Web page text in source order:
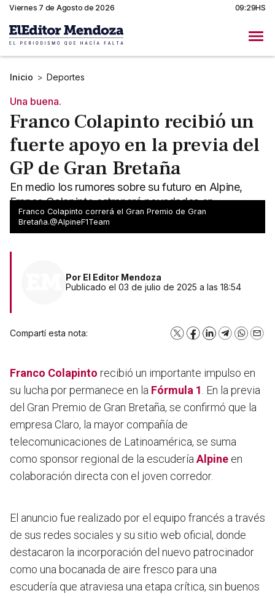
Viernes 7 de Agosto de 2026 09:29HS
Inicio > Deportes
Una buena.
Franco Colapinto recibió un
fuerte apoyo en la previa del
GP de Gran Bretaña
En medio los rumores sobre su futuro en Alpine,
Franco Colapinto estrenará novedades en
Silverstone.
Franco Colapinto correrá el Gran Premio de Gran
Bretaña.@AlpineF1Team
Por El Editor Mendoza
Publicado el 03 de julio de 2025 a las 18:54
Compartí esta nota: X Facebook
LinkedInTelegram
Franco Colapinto recibió un importante impulso en
su lucha por permanece en la Fórmula 1 . En la previa
del Gran Premio de Gran Bretaña, se confirmó que la
empresa Claro, la mayor compañía de
telecomunicaciones de Latinoamérica, se suma
como sponsor regional de la escudería Alpine en
colaboración directa con el joven corredor.
El anuncio fue realizado por el equipo francés a través
de sus redes sociales y su sitio web oficial, donde
destacaron la incorporación del nuevo patrocinador
como una bocanada de aire fresco para una
escudería que atraviesa una etapa crítica, sin buenos